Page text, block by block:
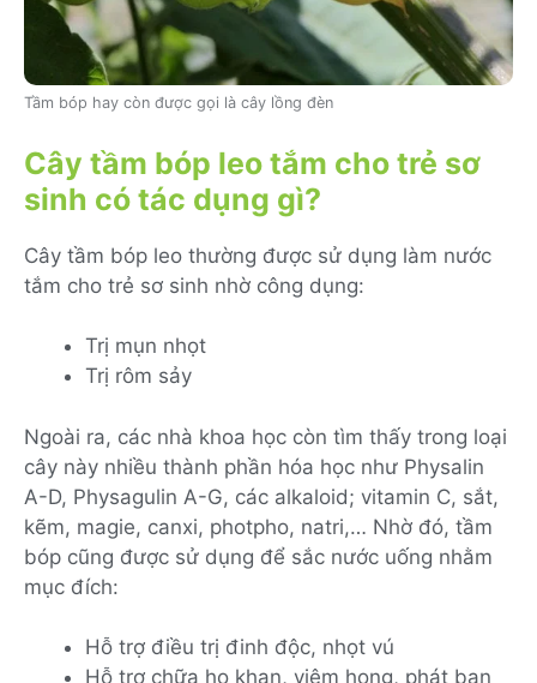
Tầm bóp hay còn được gọi là cây lồng đèn
Cây tầm bóp leo tắm cho trẻ sơ
sinh có tác dụng gì?
Cây tầm bóp leo thường được sử dụng làm nước
tắm cho trẻ sơ sinh nhờ công dụng:
Trị mụn nhọt
Trị rôm sảy
Ngoài ra, các nhà khoa học còn tìm thấy trong loại
cây này nhiều thành phần hóa học như Physalin
A-D, Physagulin A-G, các alkaloid; vitamin C, sắt,
kẽm, magie, canxi, photpho, natri,… Nhờ đó, tầm
bóp cũng được sử dụng để sắc nước uống nhằm
mục đích:
Hỗ trợ điều trị đinh độc, nhọt vú
Hỗ trợ chữa ho khan, viêm họng, phát ban